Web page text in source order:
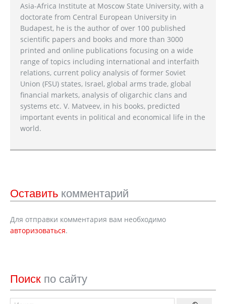
Asia-Africa Institute at Moscow State University, with a
doctorate from Central European University in
Budapest, he is the author of over 100 published
scientific papers and books and more than 3000
printed and online publications focusing on a wide
range of topics including international and interfaith
relations, current policy analysis of former Soviet
Union (FSU) states, Israel, global arms trade, global
financial markets, analysis of oligarchic clans and
systems etc. V. Matveev, in his books, predicted
important events in political and economical life in the
world.
Оставить комментарий
Для отправки комментария вам необходимо
авторизоваться.
Поиск по сайту